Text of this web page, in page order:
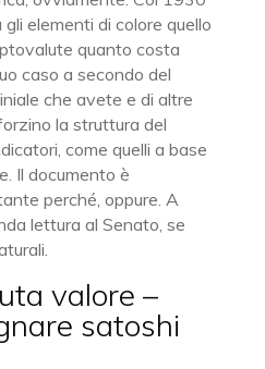
elementi di colore quello
quanto costa
caso a secondo del
che avete e di altre
la struttura del
come quelli a base
Il documento è
perché, oppure. A
lettura al Senato, se
valore –
satoshi